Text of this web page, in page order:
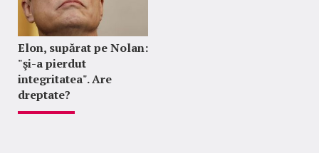
Elon, supărat pe Nolan:
"şi-a pierdut
integritatea". Are
dreptate?